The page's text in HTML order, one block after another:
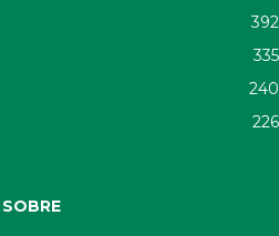
392
335
240
226
SOBRE